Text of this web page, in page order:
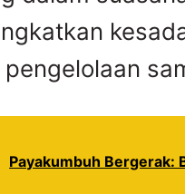
Payakumbuh Bergerak: